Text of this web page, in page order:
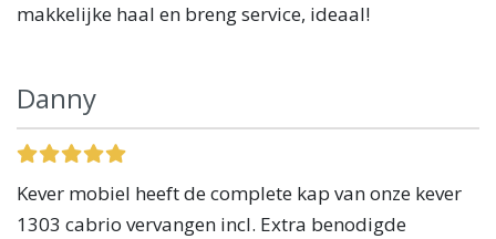
makkelijke haal en breng service, ideaal!
Danny
Kever mobiel heeft de complete kap van onze kever
1303 cabrio vervangen incl. Extra benodigde